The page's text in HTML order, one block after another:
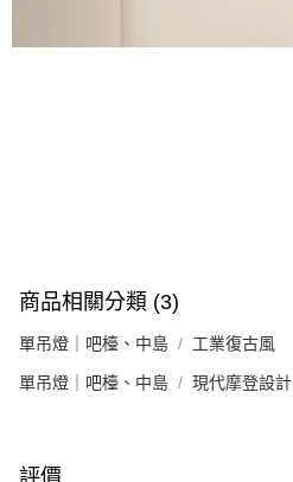
商品相關分類 (3)
單吊燈｜吧檯、中島 工業復古風
單吊燈｜吧檯、中島 現代摩登設計